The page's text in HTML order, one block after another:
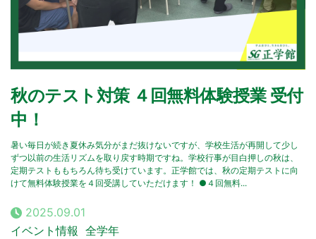
秋のテスト対策 ４回無料体験授業 受付
中！
暑い毎日が続き夏休み気分がまだ抜けないですが、学校生活が再開して少し
ずつ以前の生活リズムを取り戻す時期ですね。学校行事が目白押しの秋は、
定期テストももちろん待ち受けています。正学館では、秋の定期テストに向
けて無料体験授業を４回受講していただけます！ ●４回無料...
2025.09.01
イベント情報 全学年